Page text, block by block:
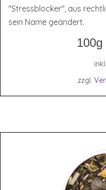
"Stressblocker", aus
sein Name geändert.
100g
zzgl.